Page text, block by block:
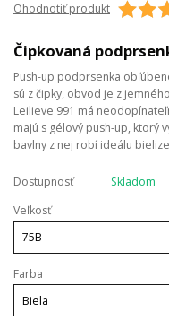
Ohodnotiť produkt
Čipkovaná
Push-up podprsenka
sú z čipky, obvod je z
Leilieve 991 má
majú s gélový push-up, ktorý
bavlny z nej robí ideálu
Dostupnosť
Skladom
Veľkosť
Farba